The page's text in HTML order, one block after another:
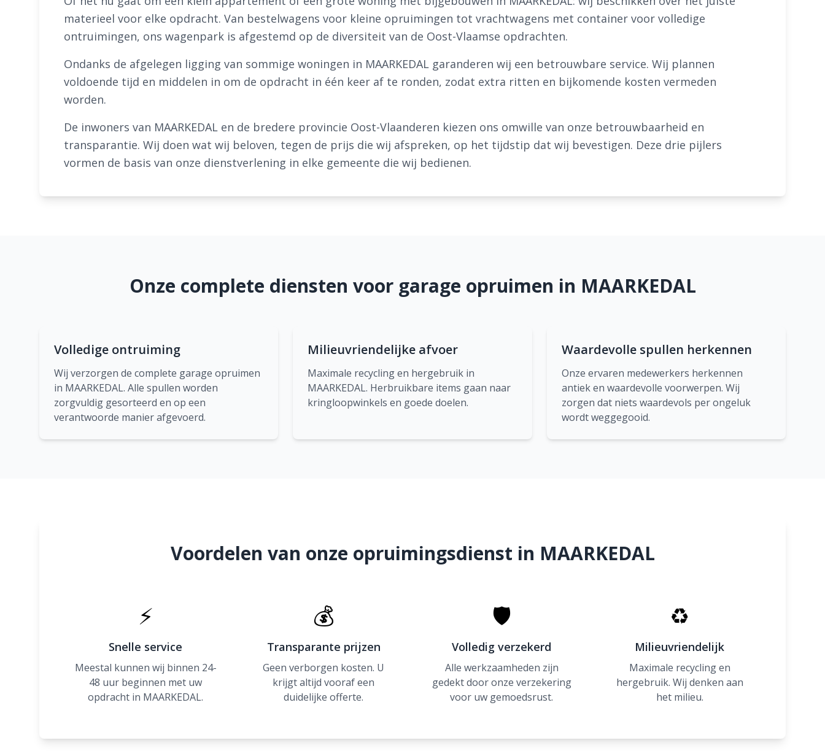
materieel voor elke opdracht. Van bestelwagens voor kleine opruimingen tot vrachtwagens met container voor volledige
ontruimingen, ons wagenpark is afgestemd op de diversiteit van de Oost-Vlaamse opdrachten.
Ondanks de afgelegen ligging van sommige woningen in MAARKEDAL garanderen wij een betrouwbare service. Wij plannen
voldoende tijd en middelen in om de opdracht in één keer af te ronden, zodat extra ritten en bijkomende kosten vermeden
worden.
De inwoners van MAARKEDAL en de bredere provincie Oost-Vlaanderen kiezen ons omwille van onze betrouwbaarheid en
transparantie. Wij doen wat wij beloven, tegen de prijs die wij afspreken, op het tijdstip dat wij bevestigen. Deze drie pijlers
vormen de basis van onze dienstverlening in elke gemeente die wij bedienen.
Onze complete diensten voor garage opruimen in MAARKEDAL
Volledige ontruiming
Wij verzorgen de complete garage opruimen
in MAARKEDAL. Alle spullen worden
zorgvuldig gesorteerd en op een
verantwoorde manier afgevoerd.
Milieuvriendelijke afvoer
Maximale recycling en hergebruik in
MAARKEDAL. Herbruikbare items gaan naar
kringloopwinkels en goede doelen.
Waardevolle spullen herkennen
Onze ervaren medewerkers herkennen
antiek en waardevolle voorwerpen. Wij
zorgen dat niets waardevols per ongeluk
wordt weggegooid.
Voordelen van onze opruimingsdienst in MAARKEDAL
⚡
Snelle service
Meestal kunnen wij binnen 24-
48 uur beginnen met uw
opdracht in MAARKEDAL.
💰
Transparante prijzen
Geen verborgen kosten. U
krijgt altijd vooraf een
duidelijke offerte.
🛡
Volledig verzekerd
Alle werkzaamheden zijn
gedekt door onze verzekering
voor uw gemoedsrust.
♻
Milieuvriendelijk
Maximale recycling en
hergebruik. Wij denken aan
het milieu.